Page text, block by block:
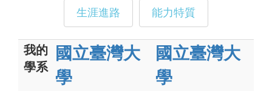
生涯進路 能力特質
我的
學系
國立臺灣大
學
國立臺灣大
學